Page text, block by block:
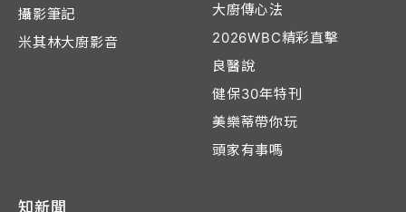
攝影筆記
米其林大廚影音
大廚傳心法
2026WBC精彩直擊
良醫說
健保30年特刊
美樂蒂帶你玩
頭家有事嗎
知新聞